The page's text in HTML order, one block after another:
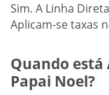
Sim. A Linha
Aplicam-se taxas
Quando
Papai Noel?